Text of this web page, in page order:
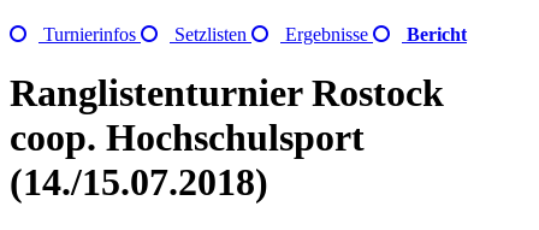
Turnierinfos Setzlisten Ergebnisse Bericht
Ranglistenturnier Rostock
coop. Hochschulsport
(14./15.07.2018)